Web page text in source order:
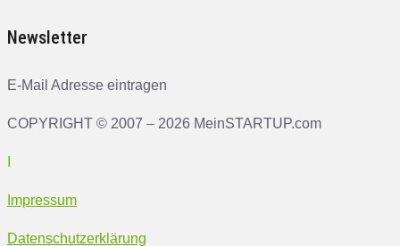
Newsletter
E-Mail Adresse eintragen
COPYRIGHT © 2007 – 2026 MeinSTARTUP.com
Impressum
Datenschutzerklärung